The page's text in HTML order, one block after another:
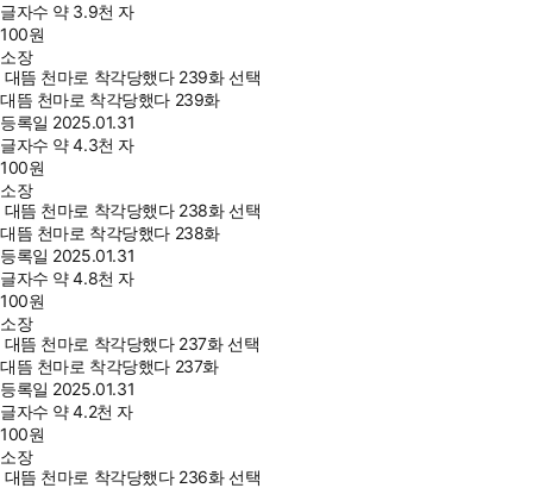
글자수 약 3.9천 자
100원
소장
대뜸 천마로 착각당했다 239화 선택
대뜸 천마로 착각당했다 239화
등록일 2025.01.31
글자수 약 4.3천 자
100원
소장
대뜸 천마로 착각당했다 238화 선택
대뜸 천마로 착각당했다 238화
등록일 2025.01.31
글자수 약 4.8천 자
100원
소장
대뜸 천마로 착각당했다 237화 선택
대뜸 천마로 착각당했다 237화
등록일 2025.01.31
글자수 약 4.2천 자
100원
소장
대뜸 천마로 착각당했다 236화 선택